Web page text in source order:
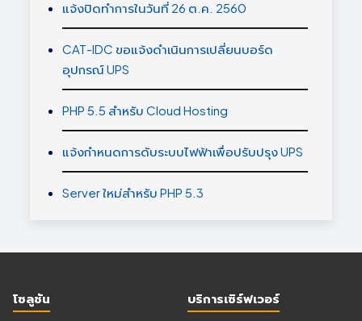
แจ้งปิดทำการในวันที่ 26 ต.ค. 2560
CAT-IDC ขอแจ้งดำเนินการเปลี่ยนบอร์ด
อุปกรณ์ UPS
PHP 5.5 สำหรับ Cloud Hosting
แจ้งกำหนดการดับระบบไฟฟ้าเพื่อปรับปรุง UPS
Server ใหม่สำหรับ PHP 5.3
โซลูชัน บริการเซิร์ฟเวอร์